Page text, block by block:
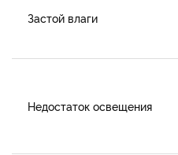
Застой влаги
Недостаток освещения